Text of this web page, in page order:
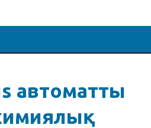
автоматты